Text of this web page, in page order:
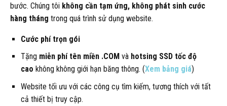
bước. Chúng tôi không cần tạm ứng, không phát sinh cước
hàng tháng trong quá trình sử dụng website.
Cước phí trọn gói
Tặng miễn phí tên miền .COM và hotsing SSD tốc độ
cao không không giới hạn băng thông. (Xem bảng giá)
Website tối ưu với các công cụ tìm kiếm, tương thích với tất
cả thiết bị truy cập.